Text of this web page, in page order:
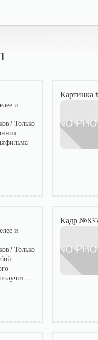
и
Только
Картинка
и
Только
Кадр